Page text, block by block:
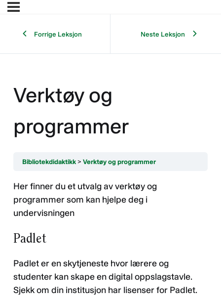
Forrige Leksjon Neste Leksjon
Verktøy og
programmer
Bibliotekdidaktikk Verktøy og programmer
Her finner du et utvalg av verktøy og
programmer som kan hjelpe deg i
undervisningen
Padlet
Padlet er en skytjeneste hvor lærere og
studenter kan skape en digital oppslagstavle.
Sjekk om din institusjon har lisenser for Padlet.